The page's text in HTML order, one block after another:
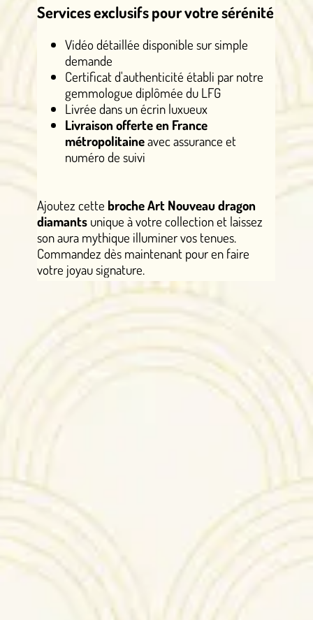
Services exclusifs pour votre sérénité
Vidéo détaillée disponible sur simple
demande
Certificat d'authenticité établi par notre
gemmologue diplômée du LFG
Livrée dans un écrin luxueux
Livraison offerte en France
métropolitaineavec assurance et
numéro de suivi
Ajoutez cette broche Art Nouveau dragon
diamants unique à votre collection et laissez
son aura mythique illuminer vos tenues.
Commandez dès maintenant pour en faire
votre joyau signature.